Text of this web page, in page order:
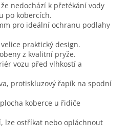
nedochází k přetékání vody
po kobercích.
pro ideální ochranu podlahy
praktický design.
z kvalitní pryže.
vozu před vlhkostí a
protiskluzový řapík na spodní
koberce u řidiče
lze ostříkat nebo opláchnout